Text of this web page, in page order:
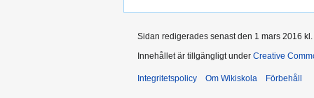
Sidan redigerades senast den 1 mars 2016
Innehållet är tillgängligt under Creative
Integritetspolicy Om Wikiskola Förbehåll